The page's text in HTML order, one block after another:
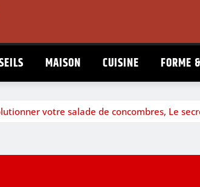
MAISON CUISINE FORME
votre salade de concombres, Le